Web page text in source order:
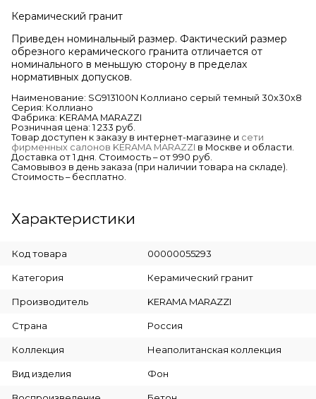
Керамический гранит
Приведен номинальный размер. Фактический размер
обрезного керамического гранита отличается от
номинального в меньшую сторону в пределах
нормативных допусков.
Наименование: SG913100N Коллиано серый темный 30х30х8
Серия: Коллиано
Фабрика: KERAMA MARAZZI
Розничная цена: 1 233 руб.
Товар доступен к заказу в интернет-магазине и сети
фирменных салонов KERAMA MARAZZI в Москве и области.
Доставка от 1 дня. Стоимость – от 990 руб.
Самовывоз в день заказа (при наличии товара на складе).
Стоимость – бесплатно.
Характеристики
Код товара 00000055293
Категория Керамический гранит
Производитель KERAMA MARAZZI
Страна Россия
Коллекция Неаполитанская коллекция
Вид изделия Фон